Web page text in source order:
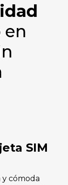
en
SIM
cómoda